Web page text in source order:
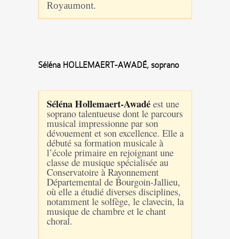
Royaumont.
Séléna HOLLEMAERT-AWADÉ, soprano
Séléna Hollemaert-Awadéest une
soprano talentueuse dont le parcours
musical impressionne par son
dévouement et son excellence. Elle a
débuté sa formation musicale à
l’école primaire en rejoignant une
classe de musique spécialisée au
Conservatoire à Rayonnement
Départemental de Bourgoin-Jallieu,
où elle a étudié diverses disciplines,
notamment le solfège, le clavecin, la
musique de chambre et le chant
choral.